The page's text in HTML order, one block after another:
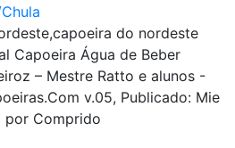
do nordeste
Capoeira Água de Beber
– Mestre Ratto e alunos -
v.05, Publicado: Mie
por Comprido